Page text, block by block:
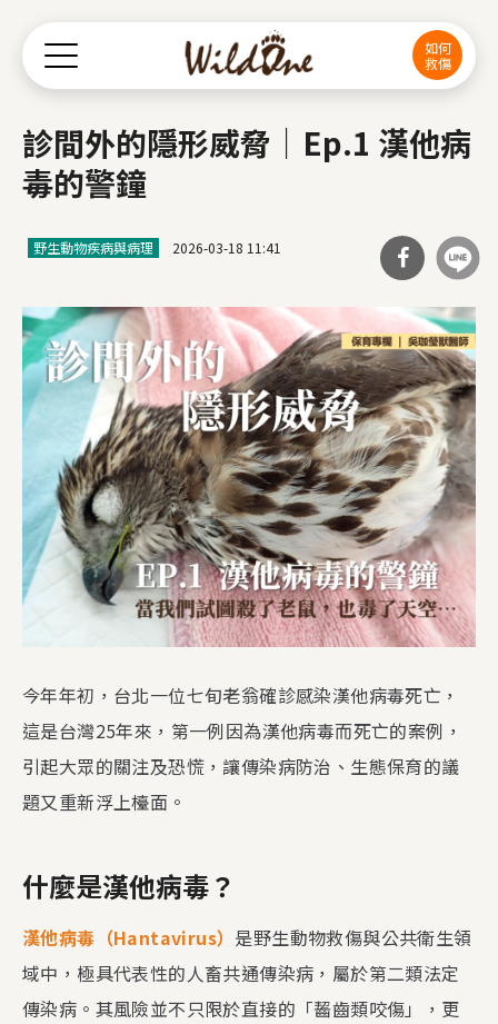
診間外的隱形威脅｜Ep.1 漢他病
毒的警鐘
野生動物疾病與病理 2026-03-18 11:41
到Fa
cebo
ok
今年年初，台北一位七旬老翁確診感染漢他病毒死亡，
這是台灣25年來，第一例因為漢他病毒而死亡的案例，
引起大眾的關注及恐慌，讓傳染病防治、生態保育的議
題又重新浮上檯面。
什麼是漢他病毒？
漢他病毒（Hantavirus） 是野生動物救傷與公共衛生領
域中，極具代表性的人畜共通傳染病，屬於第二類法定
傳染病。其風險並不只限於直接的「齧齒類咬傷」，更
如何
救傷